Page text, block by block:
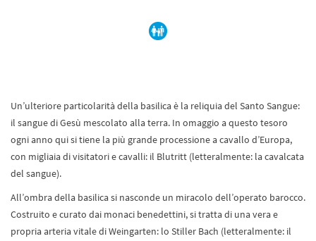
Un’ulteriore particolarità della basilica è la reliquia del Santo Sangue:
il sangue di Gesù mescolato alla terra. In omaggio a questo tesoro
ogni anno qui si tiene la più grande processione a cavallo d’Europa,
con migliaia di visitatori e cavalli: il Blutritt (letteralmente: la cavalcata
del sangue).
All’ombra della basilica si nasconde un miracolo dell’operato barocco.
Costruito e curato dai monaci benedettini, si tratta di una vera e
propria arteria vitale di Weingarten: lo Stiller Bach (letteralmente: il